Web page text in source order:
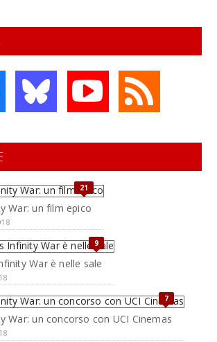
21
War: un film epico
9
War è nelle sale
7
War: un concorso con UCI Cinemas